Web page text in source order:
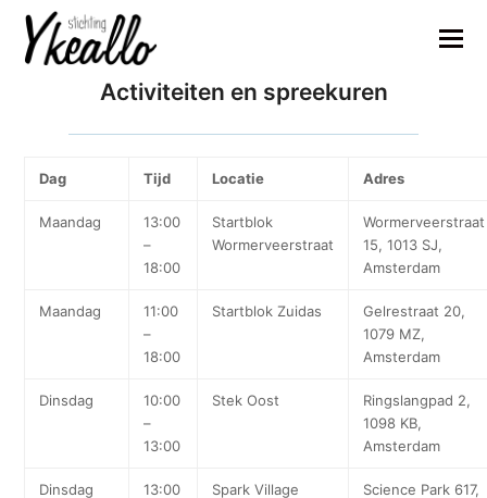
Activiteiten en spreekuren
Dag Tijd Locatie Adres
Maandag
13:00
–
18:00
Startblok
Wormerveerstraat
Wormerveerstraat
15, 1013 SJ,
Amsterdam
Maandag
11:00
–
18:00
Startblok Zuidas
Gelrestraat 20,
1079 MZ,
Amsterdam
Dinsdag
10:00
–
13:00
Stek Oost
Ringslangpad 2,
1098 KB,
Amsterdam
Dinsdag
13:00
Spark Village
Science Park 617,